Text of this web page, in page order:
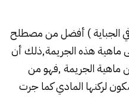
الجباية ) أفضل من مصطلح
ماهية هذه الجريمة,ذلك أن
ماهية الجريمة ,فهو من
لركنها المادي كما جرت